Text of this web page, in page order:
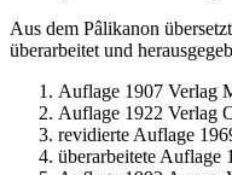
Aus dem Pâlikanon
überarbeitet und
Auflage 1907 Verlag
Auflage 1922 Verlag
revidierte Auflage
überarbeitete Auflage